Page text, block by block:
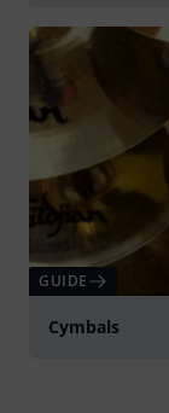
GUIDE
Cymbals